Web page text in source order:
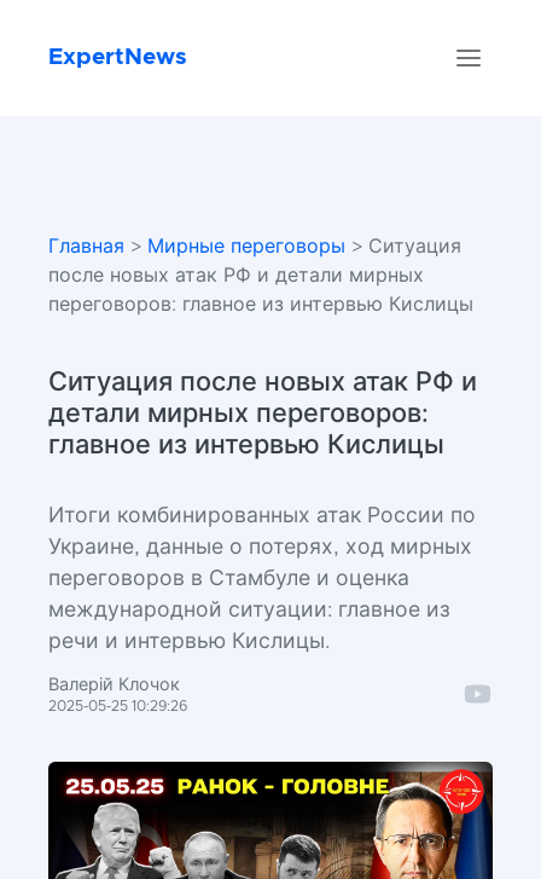
ExpertNews
Главная > Мирные переговоры > Ситуация
после новых атак РФ и детали мирных
переговоров: главное из интервью Кислицы
Ситуация после новых атак РФ и
детали мирных переговоров:
главное из интервью Кислицы
Итоги комбинированных атак России по
Украине, данные о потерях, ход мирных
переговоров в Стамбуле и оценка
международной ситуации: главное из
речи и интервью Кислицы.
Валерій Клочок
2025-05-25 10:29:26